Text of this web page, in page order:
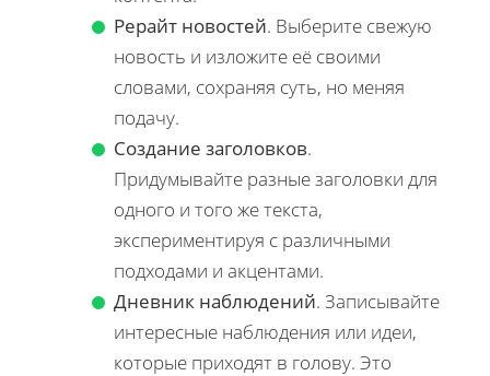
Рерайт новостей. Выберите свежую
новость и изложите её своими
словами, сохраняя суть, но меняя
подачу.
Создание заголовков.
Придумывайте разные заголовки для
одного и того же текста,
экспериментируя с различными
подходами и акцентами.
Дневник наблюдений. Записывайте
интересные наблюдения или идеи,
которые приходят в голову. Это